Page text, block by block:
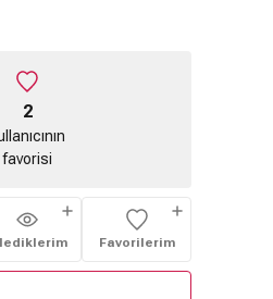
2
favorisi
Favorilerim